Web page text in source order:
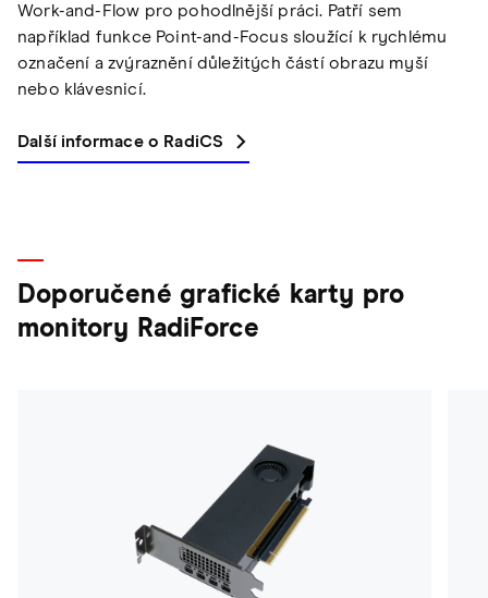
Work-and-Flow pro pohodlnější práci. Patří sem
například funkce Point-and-Focus sloužící k rychlému
označení a zvýraznění důležitých částí obrazu myší
nebo klávesnicí.
Další informace o RadiCS
Doporučené grafické karty pro
monitory RadiForce